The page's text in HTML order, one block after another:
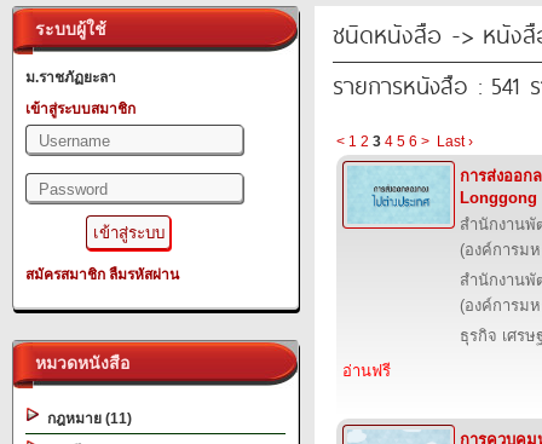
ระบบผู้ใช้
ม.ราชภัฏยะลา
เข้าสู่ระบบสมาชิก
สมัครสมาชิก ลืมรหัสผ่าน
หมวดหนังสือ
กฎหมาย (11)
ชนิดหนังสือ -> หนังสื
รายการหนังสือ : 541
< 1 2 3 4 5 6 > Last ›
การส่งออก
Longgong
สำนักงานพั
(องค์การม
สำนักงานพั
(องค์การม
ธุรกิจ เศรษ
อ่านฟรี
การควบคุ